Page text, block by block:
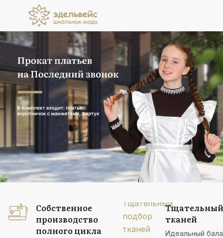
Прокат платьев
на Последний звонок
В комплект входит: платье, воротничок
с манжетами, фартук
Подробнее
Собственное
производство
полного цикла
тканей
Идеальный